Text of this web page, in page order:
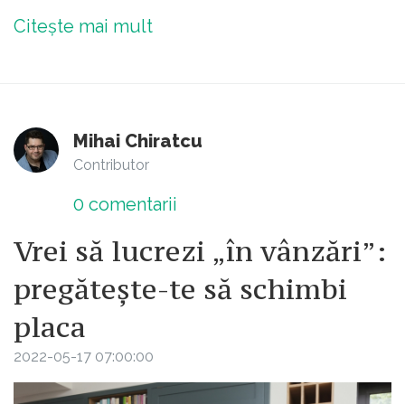
Citește mai mult
Mihai Chiratcu
Contributor
0 comentarii
Vrei să lucrezi „în vânzări”:
pregătește-te să schimbi
placa
2022-05-17 07:00:00